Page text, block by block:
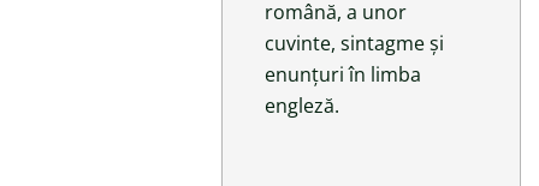
română, a unor
cuvinte, sintagme și
enunțuri în limba
engleză.